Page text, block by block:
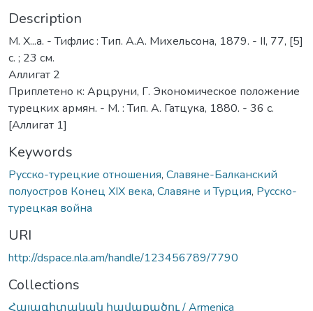
Description
М. Х...а. - Тифлис : Tип. А.А. Михельсона, 1879. - II, 77, [5]
с. ; 23 см.
Аллигат 2
Приплетено к: Арцруни, Г. Экономическое положение
турецких армян. - М. : Тип. А. Гатцука, 1880. - 36 с.
[Аллигат 1]
Keywords
Русско-турецкие отношения, Славяне-Балканский
полуостров Конец XIX века, Славяне и Турция, Русско-
турецкая война
URI
http://dspace.nla.am/handle/123456789/7790
Collections
Հայագիտական հավաքածու / Armenica